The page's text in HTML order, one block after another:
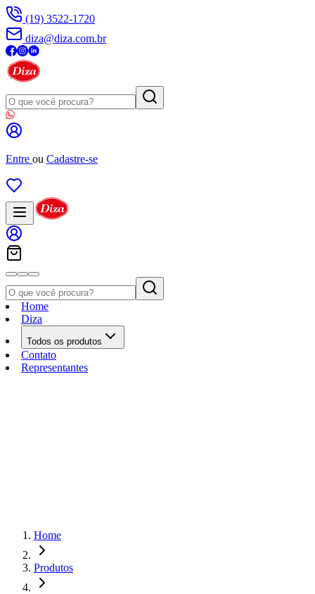
(19) 3522-1720
diza@diza.com.br
Entre ou Cadastre-se
Home
Diza
Todos os produtos
Contato
Representantes
Home
Produtos